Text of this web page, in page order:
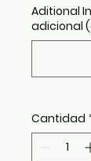
Aditional
adicional
Cantidad